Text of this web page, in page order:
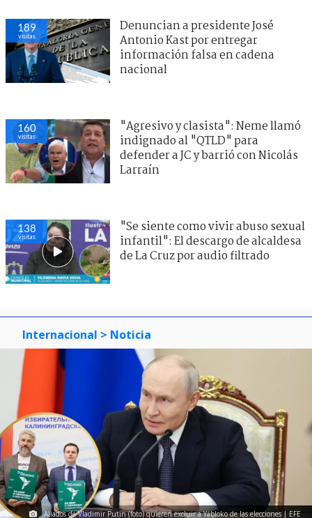
189
visitas
Denuncian a presidente José
Antonio Kast por entregar
información falsa en cadena
nacional
160
visitas
"Agresivo y clasista": Neme llamó
indignado al "QTLD" para
defender a JC y barrió con Nicolás
Larraín
138
visitas
"Se siente como vivir abuso sexual
infantil": El descargo de alcaldesa
de La Cruz por audio filtrado
Internacional > Noticia
Aliados de Vladimir Putin (foto) quieren excluir a Yábloko de las elecciones | EFE